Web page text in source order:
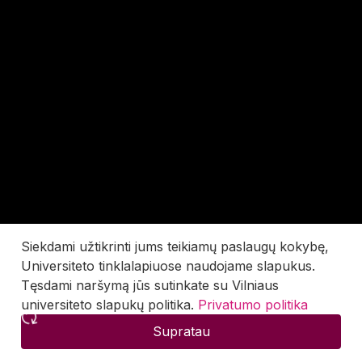
Siekdami užtikrinti jums teikiamų paslaugų kokybę,
Universiteto tinklalapiuose naudojame slapukus.
Tęsdami naršymą jūs sutinkate su Vilniaus
universiteto slapukų politika. Privatumo politika
Supratau